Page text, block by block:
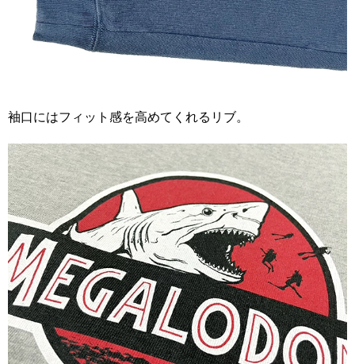
袖口にはフィット感を高めてくれるリブ。